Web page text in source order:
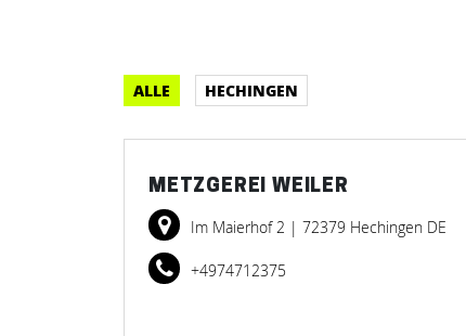
ALLE HECHINGEN
METZGEREI WEILER
Im Maierhof 2 | 72379 Hechingen DE
+4974712375